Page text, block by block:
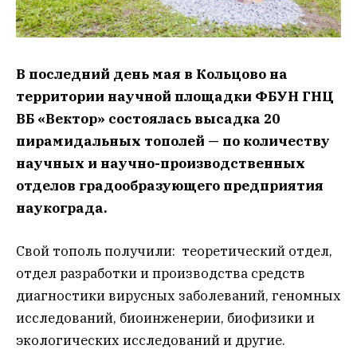
В последний день мая в Кольцово на
территории научной площадки ФБУН ГНЦ
ВБ «Вектор» состоялась высадка 20
пирамидальных тополей — по количеству
научных и научно-производственных
отделов градообразующего предприятия
наукограда.
Свой тополь получили: теоретический отдел,
отдел разработки и производства средств
диагностики вирусных заболеваний, геномных
исследований, биоинженерии, биофизики и
экологических исследований и другие.